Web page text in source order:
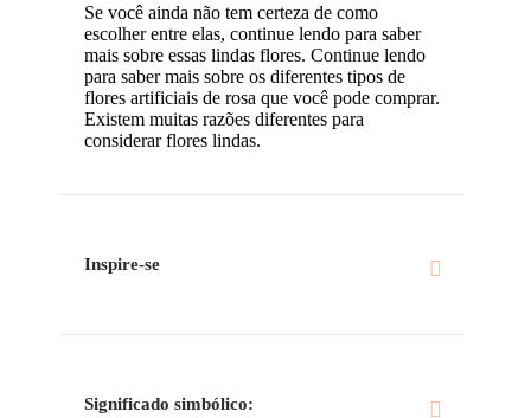
Se você ainda não tem certeza de como
escolher entre elas, continue lendo para saber
mais sobre essas lindas flores. Continue lendo
para saber mais sobre os diferentes tipos de
flores artificiais de rosa que você pode comprar.
Existem muitas razões diferentes para
considerar flores lindas.
Inspire-se
Significado simbólico: